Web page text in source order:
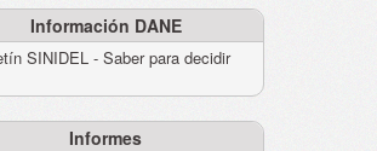
Información DANE
SINIDEL - Saber para decidir
Informes